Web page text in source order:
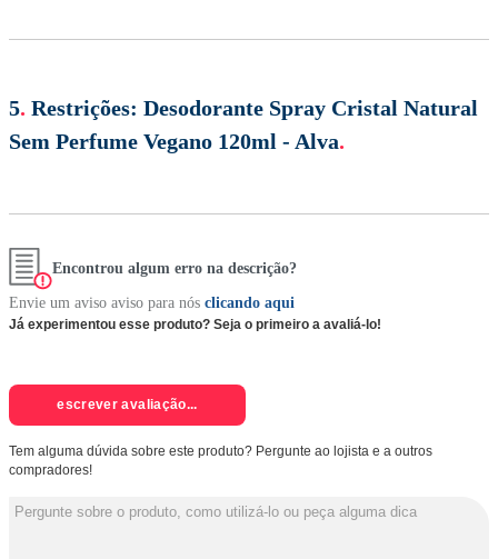
5. Restrições: Desodorante Spray Cristal Natural
Sem Perfume Vegano 120ml - Alva.
Encontrou algum erro na descrição?
Envie um aviso aviso para nós clicando aqui
Já experimentou esse produto? Seja o primeiro a avaliá-lo!
escrever avaliação...
Tem alguma dúvida sobre este produto? Pergunte ao lojista e a outros
compradores!